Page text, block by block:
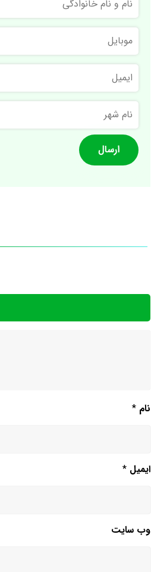
و
نام
خانوادگی
موبایل
ایمیل
نام
شهر
نام *
ایمیل *
وب‌ سایت